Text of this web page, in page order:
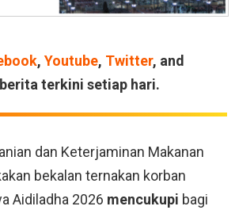
, Youtube, Twitter, and
terkini setiap hari.
dan Keterjaminan Makanan
bekalan ternakan korban
Aidiladha 2026 mencukupi bagi